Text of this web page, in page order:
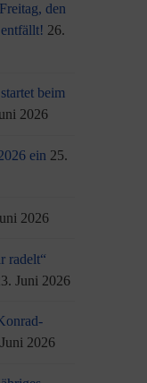
den
26.
beim
2026
ein 25.
2026
radelt“
Juni 2026
2026